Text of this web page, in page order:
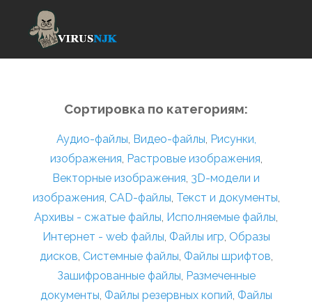
Сортировка по категориям:
Аудио-файлы, Видео-файлы, Рисунки,
изображения, Растровые изображения,
Векторные изображения, 3D-модели и
изображения, CAD-файлы, Текст и документы,
Архивы - сжатые файлы, Исполняемые файлы,
Интернет - web файлы, Файлы игр, Образы
дисков, Системные файлы, Файлы шрифтов,
Зашифрованные файлы, Размеченные
документы, Файлы резервных копий, Файлы